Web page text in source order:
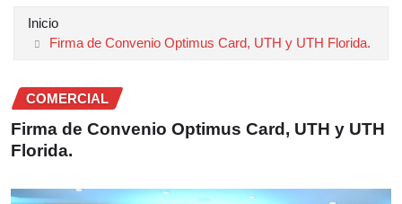
Inicio
Firma de Convenio Optimus Card, UTH y UTH Florida.
COMERCIAL
Firma de Convenio Optimus Card, UTH y UTH
Florida.